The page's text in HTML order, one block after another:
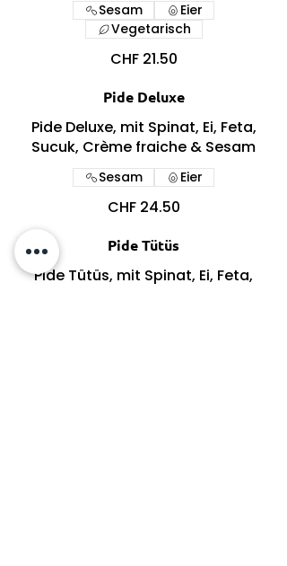
CHF 21.50
Sesam
Eier
Vegetarisch
Pide Deluxe
Pide Deluxe, mit Spinat, Ei, Feta,
Sucuk, Crème fraiche & Sesam
CHF 24.50
Sesam Eier
Pide Tütüs
Pide Tütüs, mit Spinat, Ei, Feta,